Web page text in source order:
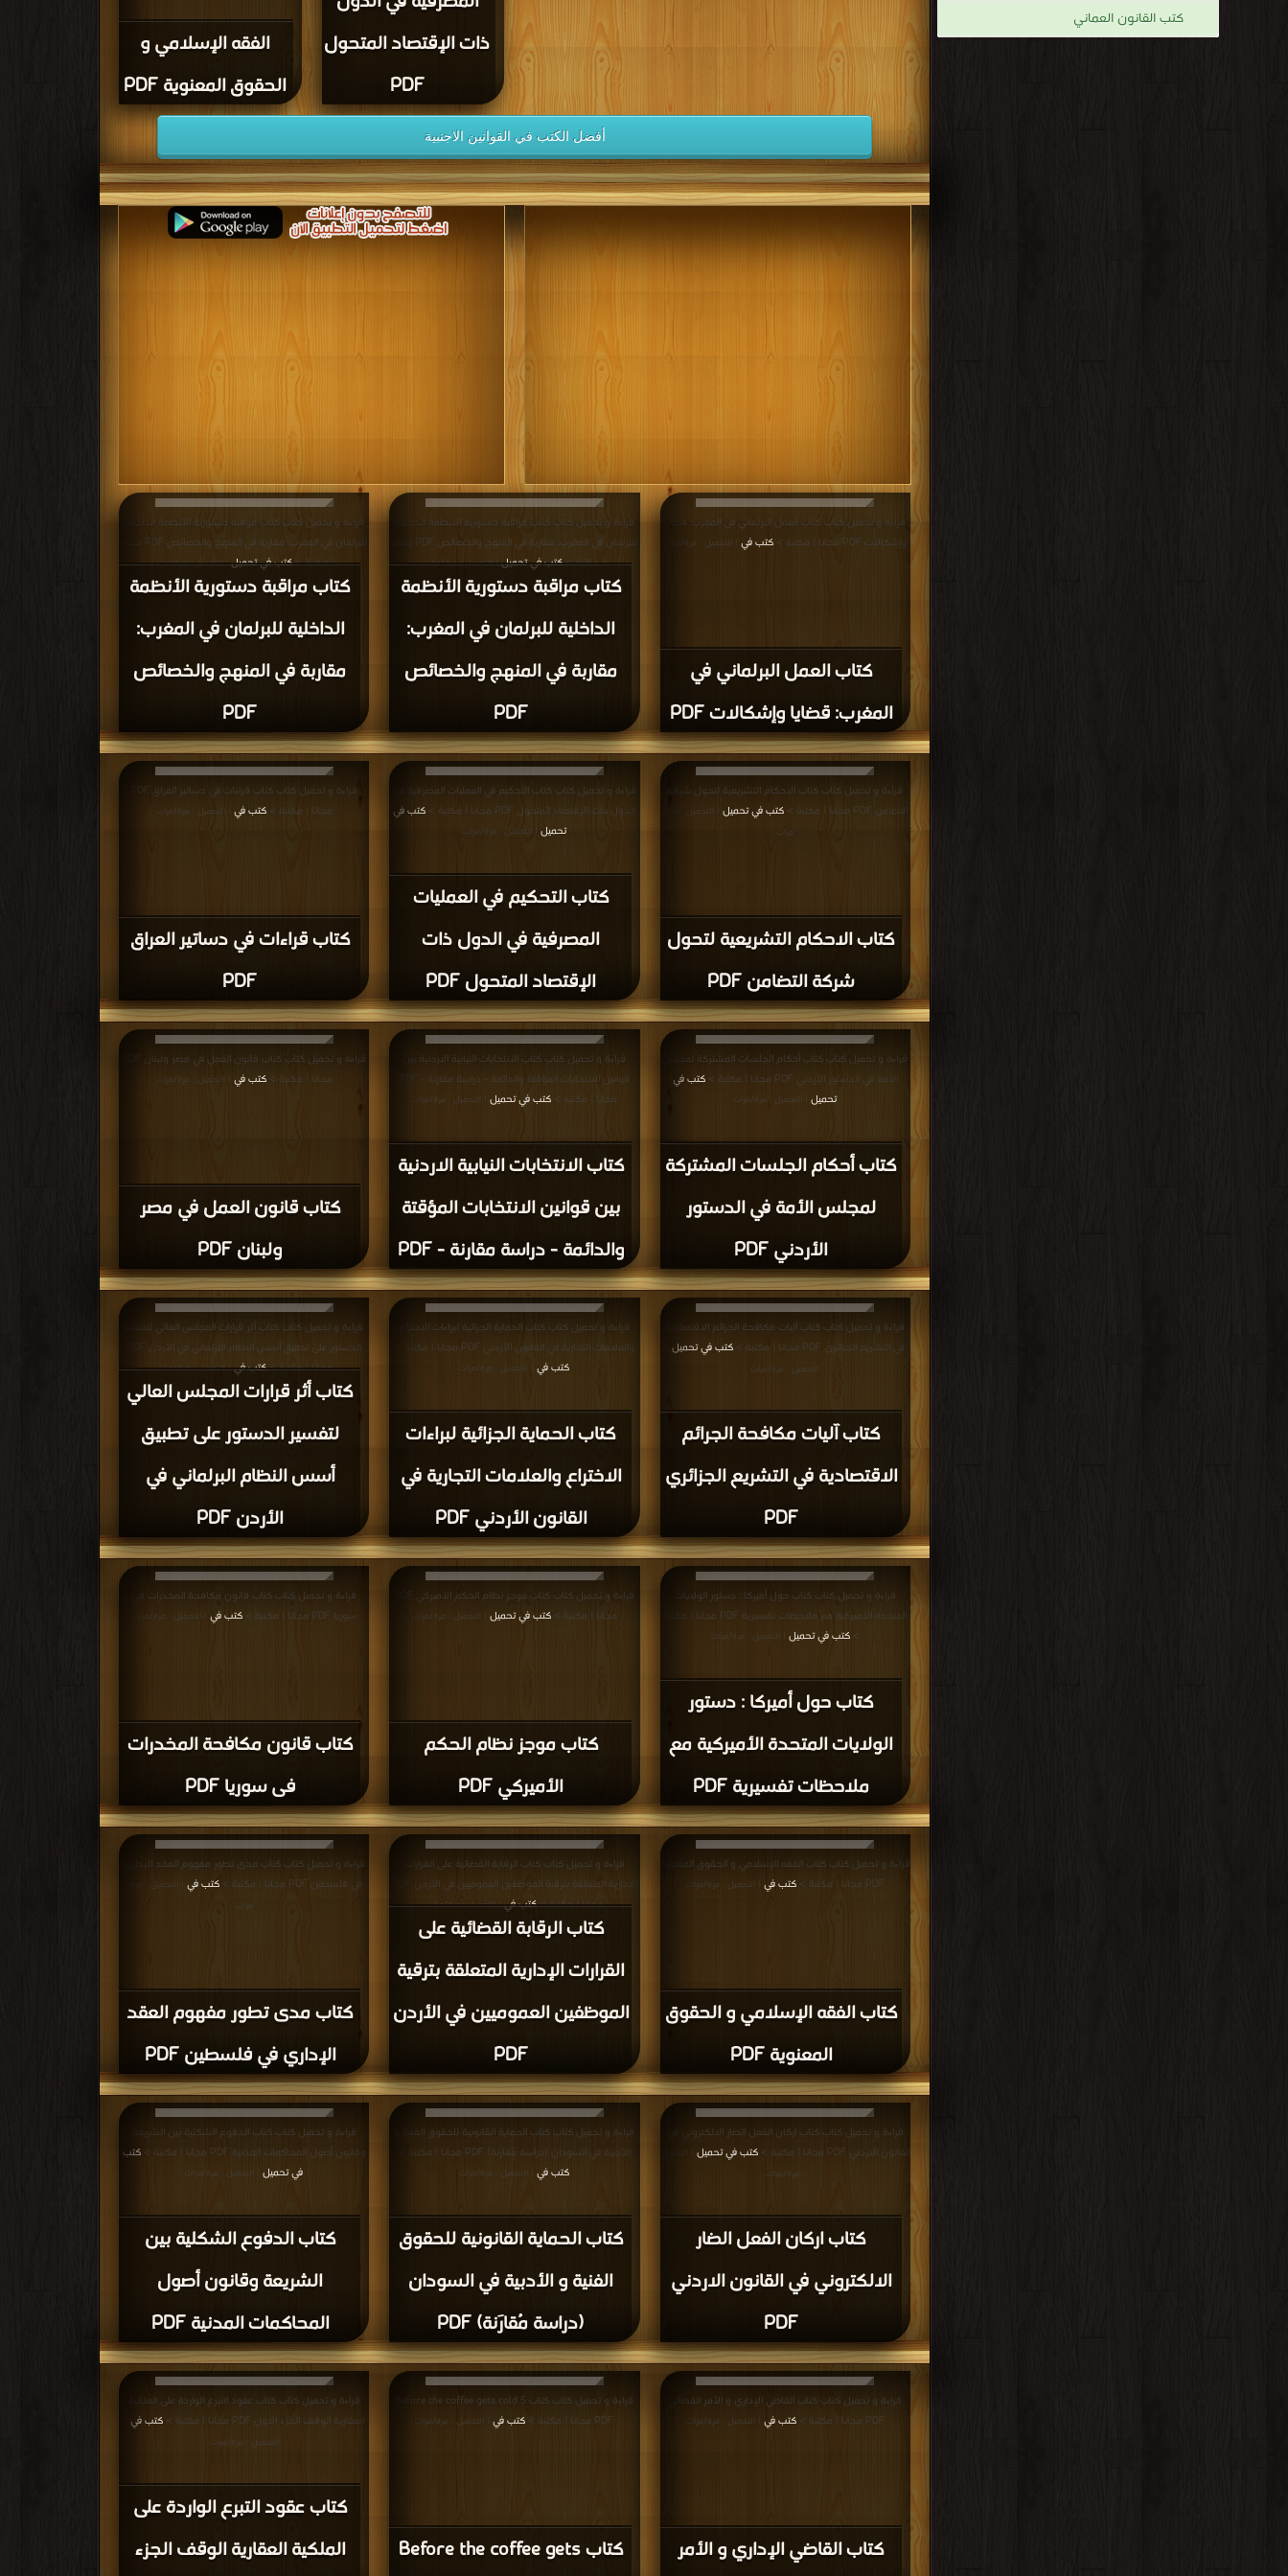
كتب القانون العماني
الفقه الإسلامي و
الحقوق المعنوية PDF
ذات الإقتصاد المتحول
PDF
أفضل الكتب في القوانين الاجنبية
كتاب مراقبة دستورية الأنظمة
الداخلية للبرلمان في المغرب:
مقاربة في المنهج والخصائص
PDF
قراءة و تحميل كتاب كتاب مراقبة دستورية الأنظمة الداخلية
| مكتبة >كتب في تحميل| التحميل : مرة/مرات
كتاب مراقبة دستورية الأنظمة
الداخلية للبرلمان في المغرب:
مقاربة في المنهج والخصائص
PDF
قراءة و تحميل كتاب كتاب مراقبة دستورية الأنظمة الداخلية
| مكتبة >كتب في تحميل| التحميل : مرة/مرات
كتاب العمل البرلماني في
المغرب: قضايا وإشكالات PDF
قراءة و تحميل كتاب كتاب العمل البرلماني في المغرب: قضايا
وإشكالات PDF مجانا | مكتبة >
كتب في | التحميل : مرة/مرات
كتاب قراءات في دساتير العراق
PDF
قراءة و تحميل كتاب كتاب قراءات في دساتير العراق PDF
مجانا | مكتبة >كتب في | التحميل : مرة/مرات
كتاب التحكيم في العمليات
المصرفية في الدول ذات
الإقتصاد المتحول PDF
قراءة و تحميل كتاب كتاب التحكيم في العمليات المصرفية في
الدول ذات الإقتصاد المتحول PDF مجانا | مكتبة >
كتب في
تحميل | التحميل : مرة/مرات
كتاب الاحكام التشريعية لتحول
شركة التضامن PDF
قراءة و تحميل كتاب كتاب الاحكام التشريعية لتحول شركة
التضامن PDF مجانا | مكتبة >
كتب في تحميل
| التحميل : مرة/
مرات
كتاب قانون العمل في مصر
ولبنان PDF
مجانا | مكتبة >كتب في | التحميل : مرة/مرات
كتاب الانتخابات النيابية الاردنية
بين قوانين الانتخابات المؤقتة
والدائمة - دراسة مقارنة - PDF
قراءة و تحميل كتاب كتاب الانتخابات النيابية الاردنية بين
مجانا | مكتبة >كتب في تحميل | التحميل : مرة/مرات
كتاب أحكام الجلسات المشتركة
لمجلس الأمة في الدستور
الأردني PDF
قراءة و تحميل كتاب كتاب أحكام الجلسات المشتركة لمجلس
الأمة في الدستور الأردني PDF مجانا | مكتبة >
كتب في
تحميل
| التحميل : مرة/مرات
كتاب أثر قرارات المجلس العالي
لتفسير الدستور على تطبيق
أسس النظام البرلماني في
الأردن PDF
قراءة و تحميل كتاب كتاب أثر قرارات المجلس العالي لتفسير
مجانا | مكتبة >كتب في| التحميل : مرة/مرات
كتاب الحماية الجزائية لبراءات
الاختراع والعلامات التجارية في
القانون الأردني PDF
قراءة و تحميل كتاب كتاب الحماية الجزائية لبراءات الاختراع
والعلامات التجارية في القانون الأردني PDF مجانا | مكتبة >
كتب في
| التحميل : مرة/مرات
كتاب آلیات مكافحة الجرائم
الاقتصادیة في التشریع الجزائري
PDF
قراءة و تحميل كتاب كتاب آلیات مكافحة الجرائم الاقتصادیة
في التشریع الجزائري PDF مجانا | مكتبة >
كتب في تحميل
التحميل : مرة/مرات
كتاب قانون مكافحة المخدرات
فى سوريا PDF
قراءة و تحميل كتاب كتاب قانون مكافحة المخدرات فى
سوريا PDF مجانا | مكتبة >
كتب في | التحميل : مرة/مرات
كتاب موجز نظام الحكم
الأميركي PDF
مجانا | مكتبة >كتب في تحميل | التحميل : مرة/مرات
كتاب حول أميركا : دستور
الولايات المتحدة الأميركية مع
ملاحظات تفسيرية PDF
قراءة و تحميل كتاب كتاب حول أميركا : دستور الولايات
المتحدة الأميركية مع ملاحظات تفسيرية PDF مجانا | مكتبة
>كتب في تحميل | التحميل : مرة/مرات
كتاب مدى تطور مفهوم العقد
الإداري في فلسطين PDF
قراءة و تحميل كتاب كتاب مدى تطور مفهوم العقد الإداري
في فلسطين PDF مجانا | مكتبة >
كتب في
| التحميل : مرة/
مرات
كتاب الرقابة القضائية على
القرارات الإدارية المتعلقة بترقية
الموظفين العموميين في الأردن
PDF
قراءة و تحميل كتاب كتاب الرقابة القضائية على القرارات
مجانا | مكتبة >كتب في| التحميل : مرة/مرات
كتاب الفقه الإسلامي و الحقوق
المعنوية PDF
قراءة و تحميل كتاب كتاب الفقه الإسلامي و الحقوق المعنوية
PDF مجانا | مكتبة >
كتب في | التحميل : مرة/مرات
كتاب الدفوع الشكلية بين
الشريعة وقانون أصول
المحاكمات المدنية PDF
قراءة و تحميل كتاب كتاب الدفوع الشكلية بين الشريعة
وقانون أصول المحاكمات المدنية PDF مجانا | مكتبة >
كتب
في تحميل
| التحميل : مرة/مرات
كتاب الحماية القانونية للحقوق
الفنية و الأدبية في السودان
(دراسة مُقارَنة) PDF
قراءة و تحميل كتاب كتاب الحماية القانونية للحقوق الفنية و
الأدبية في السودان (دراسة مُقارَنة) PDF مجانا | مكتبة >
كتب في
| التحميل : مرة/مرات
كتاب اركان الفعل الضار
الالكتروني في القانون الاردني
PDF
قراءة و تحميل كتاب كتاب اركان الفعل الضار الالكتروني في
القانون الاردني PDF مجانا | مكتبة >
كتب في تحميل
: مرة/مرات
كتاب عقود التبرع الواردة على
الملكية العقارية الوقف الجزء
قراءة و تحميل كتاب كتاب عقود التبرع الواردة على الملكية
العقارية الوقف الجزء الاول PDF مجانا | مكتبة >
كتب في
التحميل : مرة/مرات
كتاب Before the coffee gets
قراءة و تحميل كتاب كتاب Before the coffee gets cold 5
PDF مجانا | مكتبة >
كتب في | التحميل : مرة/مرات
كتاب القاضي الإداري و الأمر
قراءة و تحميل كتاب كتاب القاضي الإداري و الأمر القضائي
PDF مجانا | مكتبة >
كتب في | التحميل : مرة/مرات